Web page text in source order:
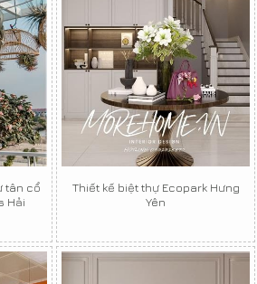
tân cổ
Hải
Thiết kế biệt thự Ecopark Hưng
Yên